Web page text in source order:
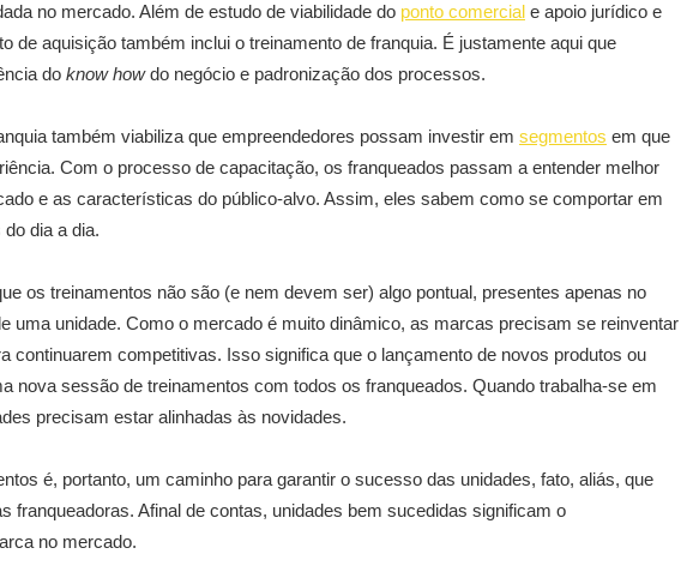
no mercado. Além de estudo de viabilidade do ponto comercial e apoio jurídico e
de aquisição também inclui o treinamento de franquia. É justamente aqui que
do know howdo negócio e padronização dos processos.
também viabiliza que empreendedores possam investir em segmentos em que
Com o processo de capacitação, os franqueados passam a entender melhor
e as características do público-alvo. Assim, eles sabem como se comportar em
dia a dia.
os treinamentos não são (e nem devem ser) algo pontual, presentes apenas no
uma unidade. Como o mercado é muito dinâmico, as marcas precisam se reinventar
continuarem competitivas. Isso significa que o lançamento de novos produtos ou
nova sessão de treinamentos com todos os franqueados. Quando trabalha-se em
precisam estar alinhadas às novidades.
é, portanto, um caminho para garantir o sucesso das unidades, fato, aliás, que
franqueadoras. Afinal de contas, unidades bem sucedidas significam o
no mercado.